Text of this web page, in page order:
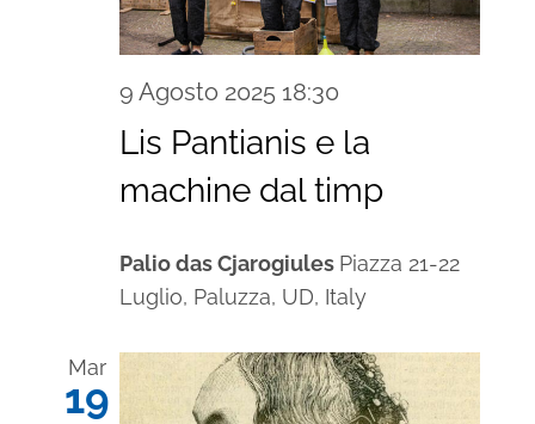
9 Agosto 2025 18:30
Lis Pantianis e la
machine dal timp
Palio das Cjarogiules Piazza 21-22
Luglio, Paluzza, UD, Italy
Mar
19